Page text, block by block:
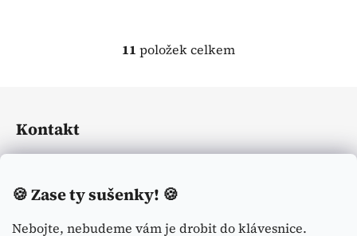
🍪Zase ty sušenky! 🍪
Nebojte, nebudeme vám je drobit do klávesnice.
O
a
p
11 položek celkem
a
Kontakt
+420774113371